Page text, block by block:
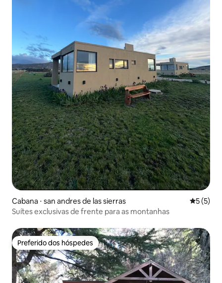
Cabana ⋅ san andres de las sierras 5 de
5 (5)
Suítes exclusivas de frente para as montanhas
Preferido dos hóspedes
Preferido dos hóspedes